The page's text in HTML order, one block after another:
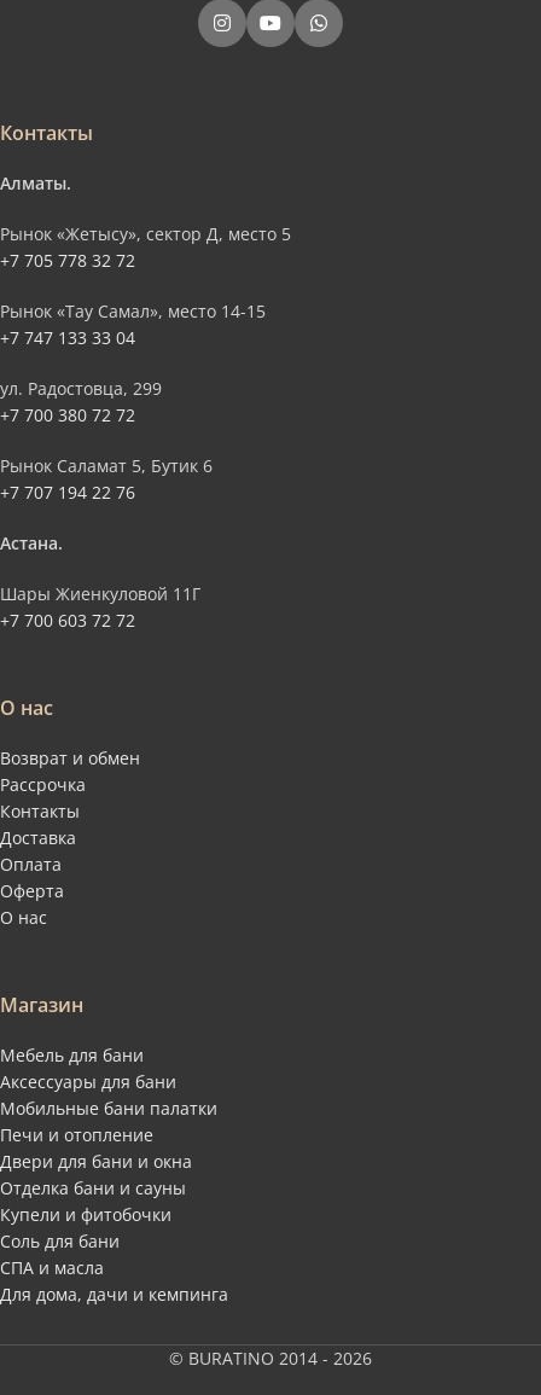
Контакты
Алматы.
Рынок «Жетысу», сектор Д, место 5
+7 705 778 32 72
Рынок «Тау Самал», место 14-15
+7 747 133 33 04
ул. Радостовца, 299
+7 700 380 72 72
Рынок Саламат 5, Бутик 6
+7 707 194 22 76
Астана.
Шары Жиенкуловой 11Г
+7 700 603 72 72
О нас
Возврат и обмен
Рассрочка
Контакты
Доставка
Оплата
Оферта
О нас
Магазин
Мебель для бани
Аксессуары для бани
Мобильные бани палатки
Печи и отопление
Двери для бани и окна
Отделка бани и сауны
Купели и фитобочки
Соль для бани
СПА и масла
Для дома, дачи и кемпинга
© BURATINO 2014 - 2026